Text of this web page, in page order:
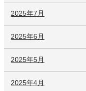
2025年7月
2025年6月
2025年5月
2025年4月